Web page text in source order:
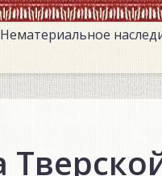
Нематериальное